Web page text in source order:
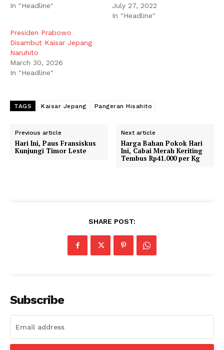
In "Headline"
July 27, 2022
In "Headline"
Presiden Prabowo
Disambut Kaisar Jepang
Naruhito
March 30, 2026
In "Headline"
TAGS Kaisar Jepang Pangeran Hisahito
Previous article
Hari Ini, Paus Fransiskus
Kunjungi Timor Leste
Next article
Harga Bahan Pokok Hari
Ini, Cabai Merah Keriting
Tembus Rp41.000 per Kg
SHARE POST:
Subscribe